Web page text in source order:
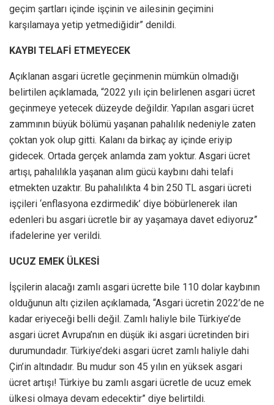
geçim şartları içinde işçinin ve ailesinin geçimini
karşılamaya yetip yetmediğidir” denildi.
KAYBI TELAFİ ETMEYECEK
Açıklanan asgari ücretle geçinmenin mümkün olmadığı
belirtilen açıklamada, “2022 yılı için belirlenen asgari ücret
geçinmeye yetecek düzeyde değildir. Yapılan asgari ücret
zammının büyük bölümü yaşanan pahalılık nedeniyle zaten
çoktan yok olup gitti. Kalanı da birkaç ay içinde eriyip
gidecek. Ortada gerçek anlamda zam yoktur. Asgari ücret
artışı, pahalılıkla yaşanan alım gücü kaybını dahi telafi
etmekten uzaktır. Bu pahalılıkta 4 bin 250 TL asgari ücreti
işçileri ‘enflasyona ezdirmedik’ diye böbürlenerek ilan
edenleri bu asgari ücretle bir ay yaşamaya davet ediyoruz”
ifadelerine yer verildi.
UCUZ EMEK ÜLKESİ
İşçilerin alacağı zamlı asgari ücrette bile 110 dolar kaybının
olduğunun altı çizilen açıklamada, “Asgari ücretin 2022’de ne
kadar eriyeceği belli değil. Zamlı haliyle bile Türkiye’de
asgari ücret Avrupa’nın en düşük iki asgari ücretinden biri
durumundadır. Türkiye’deki asgari ücret zamlı haliyle dahi
Çin’in altındadır. Bu mudur son 45 yılın en yüksek asgari
ücret artışı! Türkiye bu zamlı asgari ücretle de ucuz emek
ülkesi olmaya devam edecektir” diye belirtildi.